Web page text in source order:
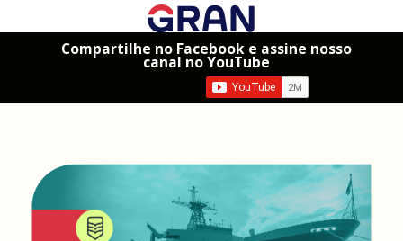
Compartilhe no Facebook e assine nosso
canal no YouTube